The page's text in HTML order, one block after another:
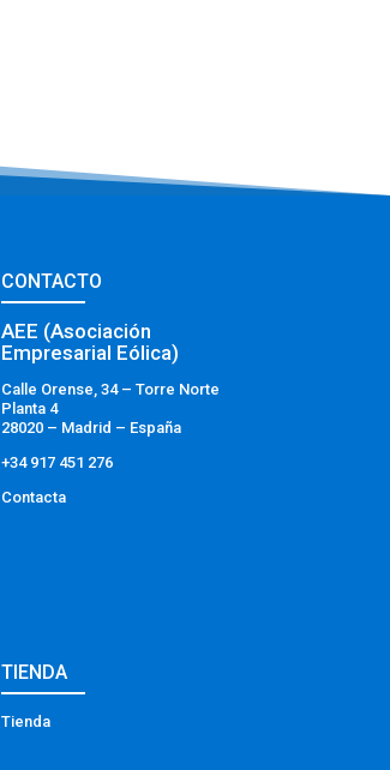
CONTACTO
AEE (Asociación
Empresarial Eólica)
Calle Orense, 34 – Torre Norte
Planta 4
28020 – Madrid – España
+34 917 451 276
Contacta
TIENDA
Tienda